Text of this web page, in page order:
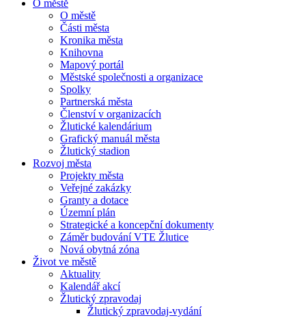
O městě
O městě
Části města
Kronika města
Knihovna
Mapový portál
Městské společnosti a organizace
Spolky
Partnerská města
Členství v organizacích
Žlutické kalendárium
Grafický manuál města
Žlutický stadion
Rozvoj města
Projekty města
Veřejné zakázky
Granty a dotace
Územní plán
Strategické a koncepční dokumenty
Záměr budování VTE Žlutice
Nová obytná zóna
Život ve městě
Aktuality
Kalendář akcí
Žlutický zpravodaj
Žlutický zpravodaj-vydání